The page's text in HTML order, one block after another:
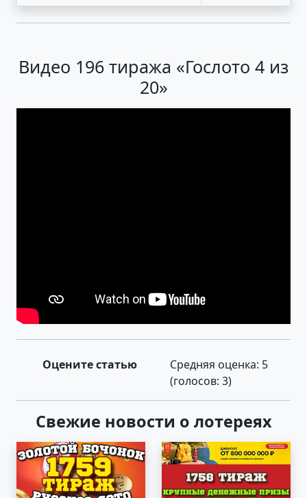
Видео 196 тиража «Гослото 4 из
20»
Оцените статью Средняя оценка: 5
(голосов: 3)
Свежие новости о лотереях